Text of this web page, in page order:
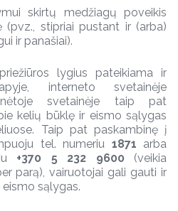
skirtų medžiagų poveikis
(pvz., stipriai pustant ir (arba)
ir panašiai).
lygius pateikiama ir
interneto svetainėje
svetainėje taip pat
kelių būklę ir eismo sąlygas
Taip pat paskambinę į
tel. numeriu 1871 arba
+370 5 232 9600 (veikia
parą), vairuotojai gali gauti ir
sąlygas.